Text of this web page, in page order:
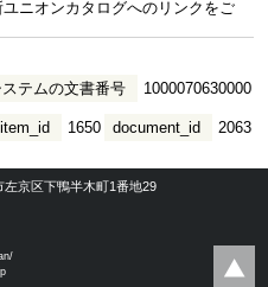
ユニオンカタログへのリンクをご
テムの文書番号 1000070630000
document_id 2063
item_id 1650
左京区下鴨半木町1番地29